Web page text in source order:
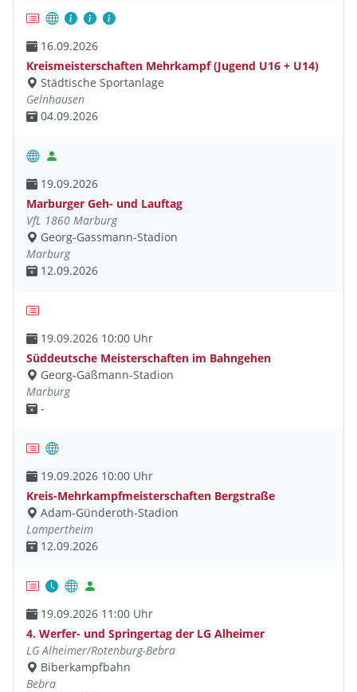
16.09.2026
Kreismeisterschaften Mehrkampf (Jugend U16 + U14)
Städtische Sportanlage
Gelnhausen
04.09.2026
19.09.2026
Marburger Geh- und Lauftag
VfL 1860 Marburg
Georg-Gassmann-Stadion
Marburg
12.09.2026
19.09.2026 10:00 Uhr
Süddeutsche Meisterschaften im Bahngehen
Georg-Gaßmann-Stadion
Marburg
-
19.09.2026 10:00 Uhr
Kreis-Mehrkampfmeisterschaften Bergstraße
Adam-Günderoth-Stadion
Lampertheim
12.09.2026
19.09.2026 11:00 Uhr
4. Werfer- und Springertag der LG Alheimer
LG Alheimer/Rotenburg-Bebra
Biberkampfbahn
Bebra